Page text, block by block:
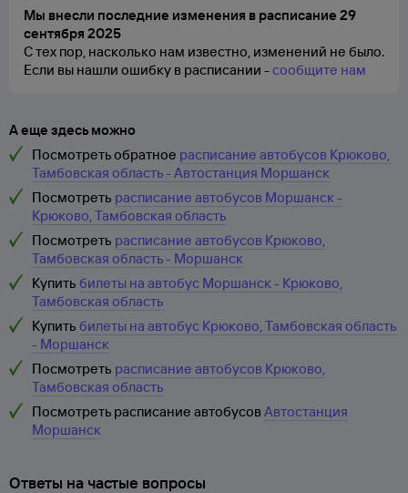
Мы внесли последние изменения в расписание 29
сентября 2025
С тех пор, насколько нам известно, изменений не было.
Если вы нашли ошибку в расписании -сообщите нам
А еще здесь можно
Посмотреть обратное расписание автобусов Крюково,
Тамбовская область - Автостанция Моршанск
Посмотреть расписание автобусов Моршанск -
Крюково, Тамбовская область
Посмотреть расписание автобусов Крюково,
Тамбовская область - Моршанск
Купить билеты на автобус Моршанск - Крюково,
Тамбовская область
Купить билеты на автобус Крюково, Тамбовская область
- Моршанск
Посмотреть расписание автобусов Крюково,
Тамбовская область
Посмотреть расписание автобусовАвтостанция
Моршанск
Ответы на частые вопросы